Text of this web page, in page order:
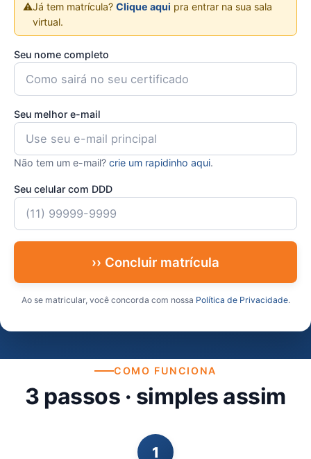
⚠️Já tem matrícula? Clique aqui pra entrar na sua sala
virtual.
Seu nome completo
Seu melhor e-mail
Não tem um e-mail? crie um rapidinho aqui.
Seu celular com DDD
›› Concluir matrícula
Ao se matricular, você concorda com nossa Política de Privacidade.
COMO FUNCIONA
3 passos · simples assim
1